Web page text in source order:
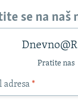
se na naš
Pratite nas
adresa *